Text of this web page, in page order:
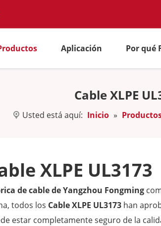
Aplicación Por qué
Cable XLPE
Usted está aquí: Inicio »
XLPE UL3173
de cable de Yangzhou Fongming
todos los Cable XLPE UL3173 han
estar completamente seguro de la